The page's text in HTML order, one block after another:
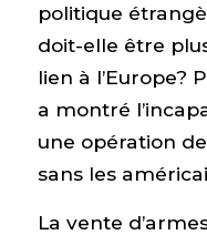
politique
doit-elle être
lien à l’Europe?
a montré
une opération
sans les
La vente